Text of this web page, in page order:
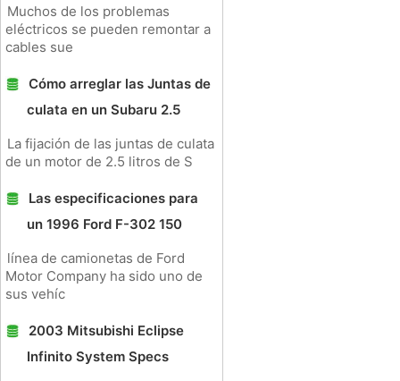
Muchos de los problemas
eléctricos se pueden remontar a
cables sue
Cómo arreglar las Juntas de
culata en un Subaru 2.5
La fijación de las juntas de culata
de un motor de 2.5 litros de S
Las especificaciones para
un 1996 Ford F-302 150
línea de camionetas de Ford
Motor Company ha sido uno de
sus vehíc
2003 Mitsubishi Eclipse
Infinito System Specs